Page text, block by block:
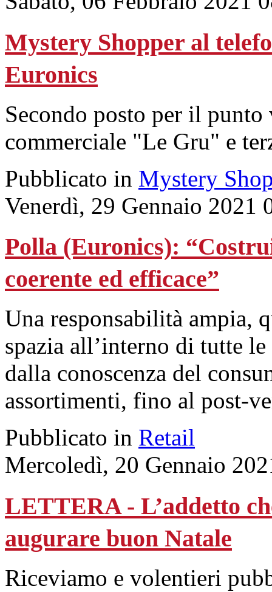
Mystery Shopper al
Euronics
Secondo posto per il
commerciale "Le Gru" e
Pubblicato in Mystery
Venerdì, 29 Gennaio 2021
Polla (Euronics):
coerente ed efficace”
Una responsabilità ampia,
spazia all’interno di tutte
dalla conoscenza del
assortimenti, fino al post-
Pubblicato in Retail
Mercoledì, 20 Gennaio
LETTERA - L’addetto
augurare buon Natale
Riceviamo e volentieri